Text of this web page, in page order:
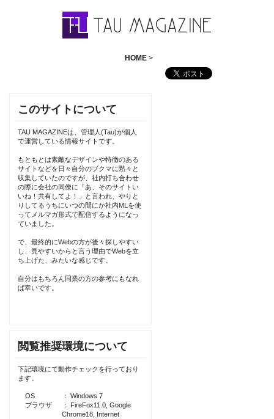
HOME>
このサイトについて
TAU MAGAZINEは、管理人(Tau)が個人
で運営している情報サイトです。
もともとは素敵なデザインや特徴のある
サイトなどを日々自分のブクマに黙々と
収集していたのですが、社内打ち合わせ
の際に会社の同僚に「あ、そのサイトい
いね！共有してよ！」と言われ、やりと
りしてるうちにいつの間にか社内MLを使
ってメルマガ形式で配信するようになっ
ていました。
で、最終的にWebの方が後々探しやすい
し、見やすいからと言う理由でWebを立
ち上げた、みたいな感じです。
自分はもちろん同業の方の参考にもなれ
ば幸いです。
閲覧推奨環境について
下記環境にて動作チェックを行っており
ます。
OS
： Windows 7
ブラウザ
： FireFox11.0, Google
Chrome18, Internet